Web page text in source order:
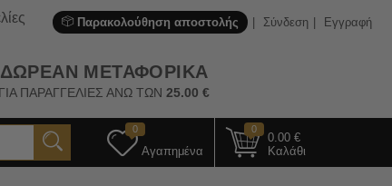
Παρακολούθηση αποστολής Σύνδεση Εγγραφή
ΔΩΡΕΑΝ ΜΕΤΑΦΟΡΙΚΑ
ΓΙΑ ΠΑΡΑΓΓΕΛΙΕΣ ΑΝΩ ΤΩΝ25.00 €
0
Αγαπημένα
0
0.00 €
Καλάθι